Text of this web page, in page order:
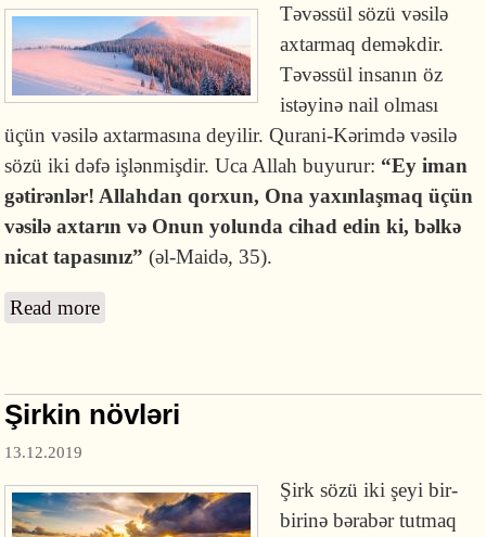
Təvəssül sözü vəsilə
axtarmaq deməkdir.
Təvəssül insanın öz
istəyinə nail olması
üçün vəsilə axtarmasına deyilir. Qurani-Kərimdə vəsilə
sözü iki dəfə işlənmişdir. Uca Allah buyurur: “Ey iman
gətirənlər! Allahdan qorxun, Ona yaxınlaşmaq üçün
vəsilə axtarın və Onun yolunda cihad edin ki, bəlkə
nicat tapasınız”(əl-Maidə, 35).
Read more
Şirkin növləri
13.12.2019
Şirk sözü iki şeyi bir-
birinə bərabər tutmaq